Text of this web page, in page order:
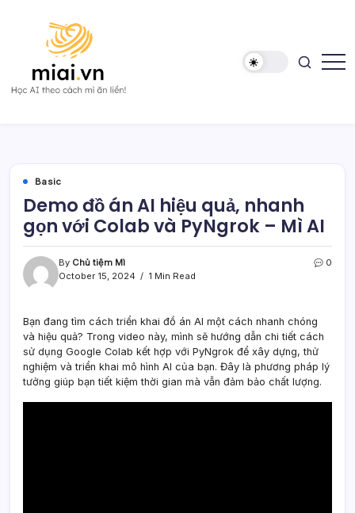
liền!
Basic
Demo đồ án AI hiệu quả, nhanh
gọn với Colab và PyNgrok – Mì AI
By Chủ tiệm Mì
October 15, 2024
1 Min Read
0
Bạn đang tìm cách triển khai đồ án AI một cách nhanh chóng
và hiệu quả? Trong video này, mình sẽ hướng dẫn chi tiết cách
sử dụng Google Colab kết hợp với PyNgrok để xây dựng, thử
nghiệm và triển khai mô hình AI của bạn. Đây là phương pháp lý
tưởng giúp bạn tiết kiệm thời gian mà vẫn đảm bảo chất lượng.